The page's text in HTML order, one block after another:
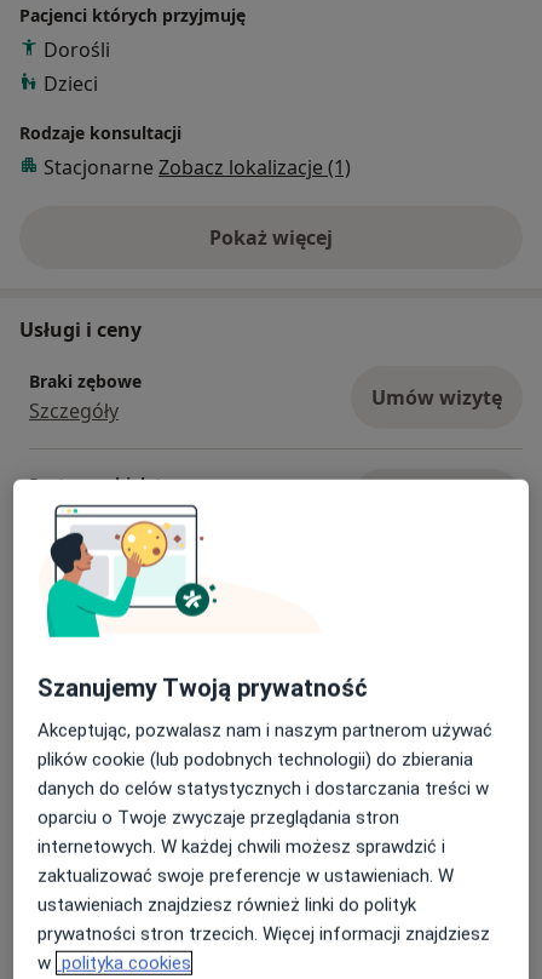
Pacjenci których przyjmuję
Dorośli
Dzieci
Rodzaje konsultacji
Stacjonarne Zobacz lokalizacje (1)
Pokaż więcejo doświadczeniu
Usługi i ceny
Braki zębowe
Szczegóły Umów wizytę
Protezy szkieletowe
3 000 zł Szczegóły
Naprawa protez
350 zł Szczegóły
Odbudowa zębów
Szczegóły
Piaskowanie
Szczegóły Umów wizytę
+ 32 usługi
W jaki sposób ustalane są ceny?
Szanujemy Twoją prywatność
Akceptując, pozwalasz nam i naszym partnerom używać
plików cookie (lub podobnych technologii) do zbierania
danych do celów statystycznych i dostarczania treści w
oparciu o Twoje zwyczaje przeglądania stron
internetowych. W każdej chwili możesz sprawdzić i
zaktualizować swoje preferencje w ustawieniach. W
ustawieniach znajdziesz również linki do polityk
prywatności stron trzecich. Więcej informacji znajdziesz
w polityka cookies